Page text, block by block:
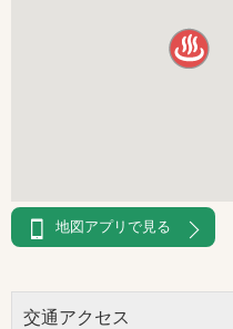
地図アプリで見る
交通アクセス